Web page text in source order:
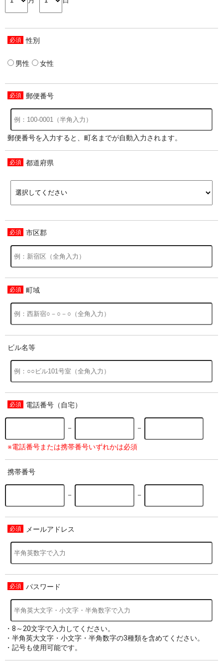
過去の特集をすべて見る>>
性別
男性 女性
郵便番号
郵便番号を入力すると、町名までが自動入力されます。
都道府県
市区郡
町域
ビル名等
電話番号（自宅）
－ －
※電話番号または携帯番号いずれかは必須
携帯番号
－ －
メールアドレス
パスワード
・8～20文字で入力してください。
・半角英大文字・小文字・半角数字の3種類を含めてください。
・記号も使用可能です。